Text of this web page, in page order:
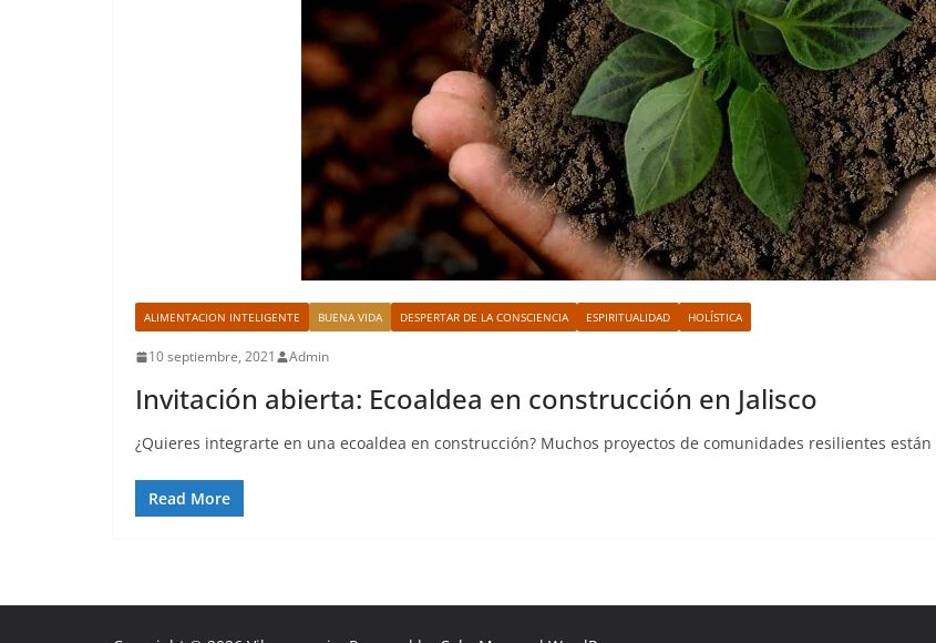
ALIMENTACION INTELIGENTE BUENA VIDA DESPERTAR DE LA CONSCIENCIA ESPIRITUALIDAD HOLÍSTICA
10 septiembre, 2021 Admin
Invitación abierta: Ecoaldea en construcción en Jalisco
¿Quieres integrarte en una ecoaldea en construcción? Muchos proyectos de comunidades resilientes
Read More